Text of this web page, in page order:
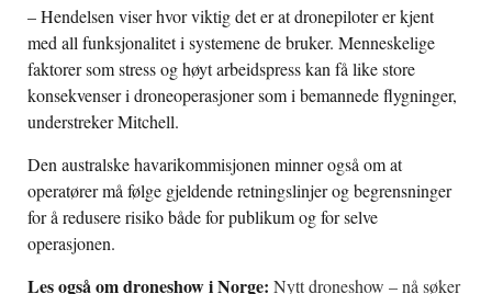
– Hendelsen viser hvor viktig det er at dronepiloter er kjent
med all funksjonalitet i systemene de bruker. Menneskelige
faktorer som stress og høyt arbeidspress kan få like store
konsekvenser i droneoperasjoner som i bemannede flygninger,
understreker Mitchell.
Den australske havarikommisjonen minner også om at
operatører må følge gjeldende retningslinjer og begrensninger
for å redusere risiko både for publikum og for selve
operasjonen.
Les også om droneshow i Norge: Nytt droneshow – nå søker